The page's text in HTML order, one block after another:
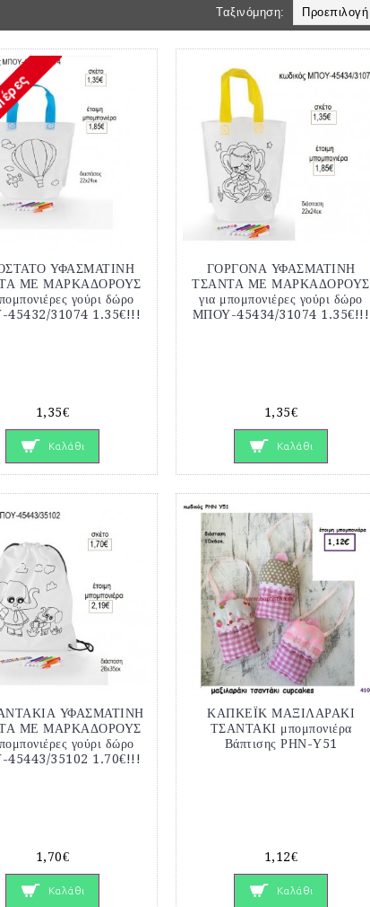
Ταξινόμηση:
ΥΦΑΣΜΑΤΙΝΗ
ΜΕ ΜΑΡΚΑΔΟΡΟΥΣ
γούρι δώρο
31074 1.35€!!!
1,35€
Καλάθι
ΓΟΡΓΟΝΑ ΥΦΑΣΜΑΤΙΝΗ
ΤΣΑΝΤΑ ΜΕ ΜΑΡΚΑΔΟΡΟΥΣ
για μπομπονιέρες γούρι δώρο
ΜΠΟΥ-45434/31074 1.35€!!!
1,35€
Καλάθι
ΥΦΑΣΜΑΤΙΝΗ
ΜΕ ΜΑΡΚΑΔΟΡΟΥΣ
γούρι δώρο
35102 1.70€!!!
1,70€
Καλάθι
ΚΑΠΚΕΪΚ ΜΑΞΙΛΑΡΑΚΙ
ΤΣΑΝΤΑΚΙ μπομπονιέρα
Βάπτισης ΡΗΝ-Υ51
1,12€
Καλάθι